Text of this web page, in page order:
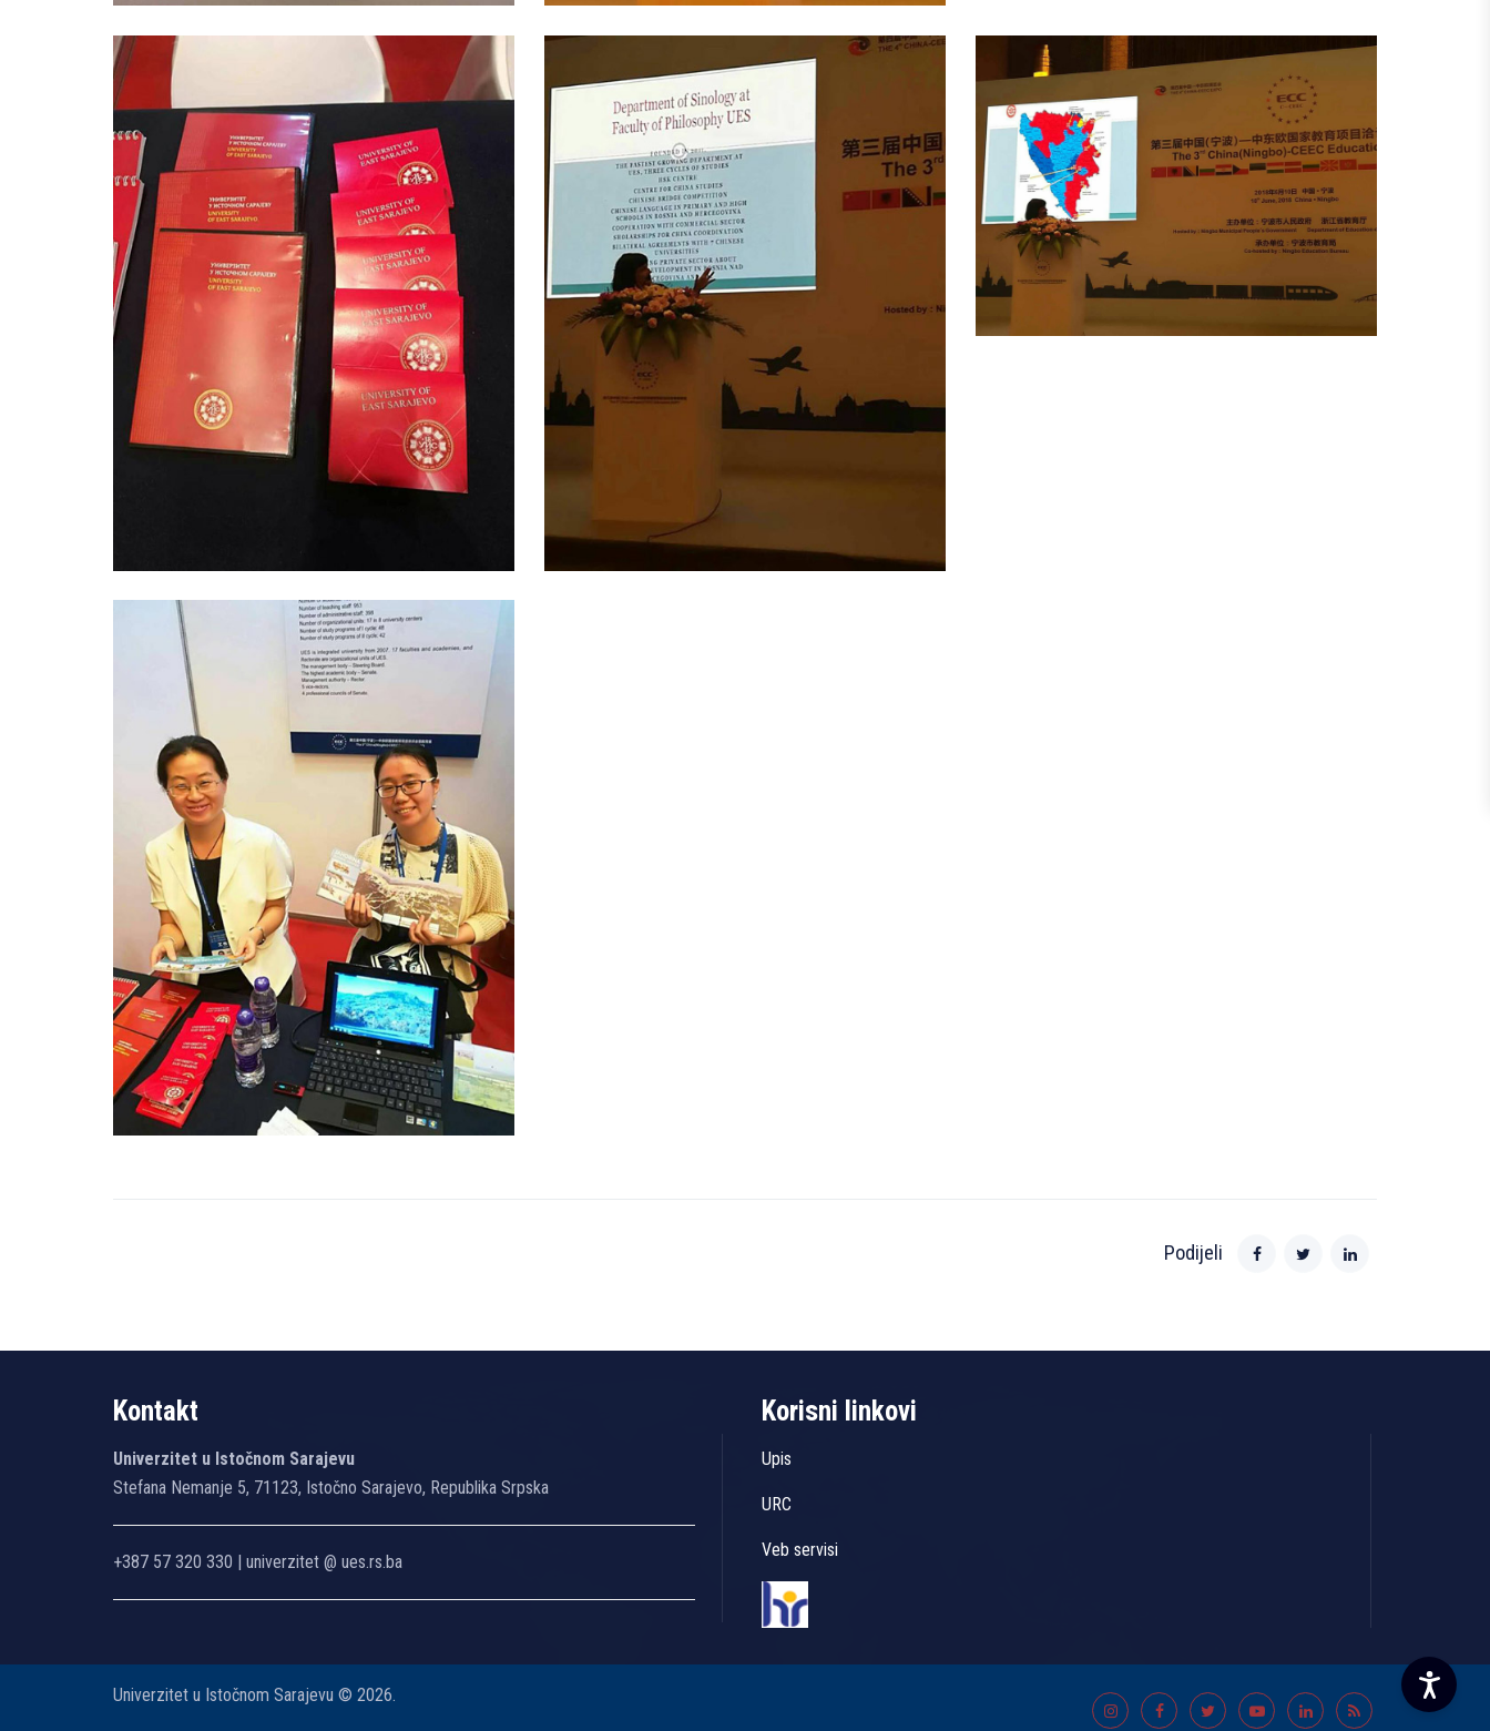
Podijeli
Kontakt
Univerzitet u Istočnom Sarajevu
Stefana Nemanje 5, 71123, Istočno Sarajevo, Republika Srpska
+387 57 320 330 | univerzitet @ ues.rs.ba
Korisni linkovi
Upis
URC
Veb servisi
Univerzitet u Istočnom Sarajevu © 2026.